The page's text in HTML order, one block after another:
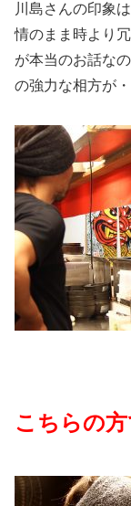
川島さんの印象
情のまま時より
が本当のお話な
の強力な相方が・
こちらの方